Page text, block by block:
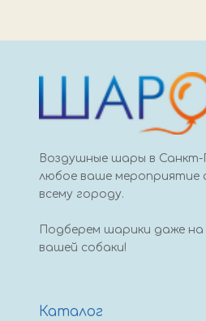
Воздушные шары в Санкт-
любое ваше мероприятие
всему городу.
Подберем шарики даже на
вашей собаки!
Каталог